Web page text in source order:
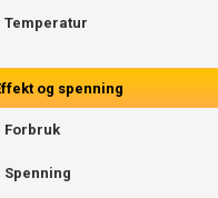
Temperatur
og spenning
Forbruk
Spenning